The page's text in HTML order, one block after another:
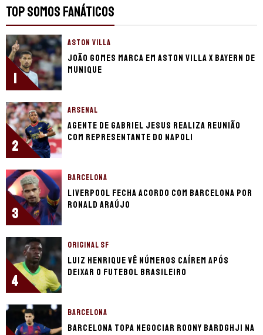
TOP SOMOS FANÁTICOS
1
ASTON VILLA
João Gomes marca em Aston Villa x Bayern de
Munique
2
ARSENAL
Agente de Gabriel Jesus realiza reunião
com representante do Napoli
3
BARCELONA
Liverpool fecha acordo com Barcelona por
Ronald Araújo
4
ORIGINAL SF
Luiz Henrique vê números caírem após
deixar o futebol brasileiro
BARCELONA
Barcelona topa negociar Roony Bardghji na